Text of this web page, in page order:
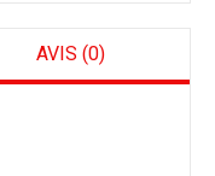
AVIS (0)